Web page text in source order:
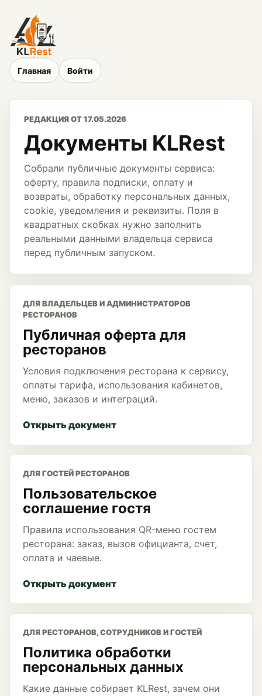
Главная Войти
РЕДАКЦИЯ ОТ 17.05.2026
Документы KLRest
Собрали публичные документы сервиса:
оферту, правила подписки, оплату и
возвраты, обработку персональных данных,
cookie, уведомления и реквизиты. Поля в
квадратных скобках нужно заполнить
реальными данными владельца сервиса
перед публичным запуском.
ДЛЯ ВЛАДЕЛЬЦЕВ И АДМИНИСТРАТОРОВ
РЕСТОРАНОВ
Публичная оферта для
ресторанов
Условия подключения ресторана к сервису,
оплаты тарифа, использования кабинетов,
меню, заказов и интеграций.
Открыть документ
ДЛЯ ГОСТЕЙ РЕСТОРАНОВ
Пользовательское
соглашение гостя
Правила использования QR-меню гостем
ресторана: заказ, вызов официанта, счет,
оплата и чаевые.
Открыть документ
ДЛЯ РЕСТОРАНОВ, СОТРУДНИКОВ И ГОСТЕЙ
Политика обработки
персональных данных
Какие данные собирает KLRest, зачем они